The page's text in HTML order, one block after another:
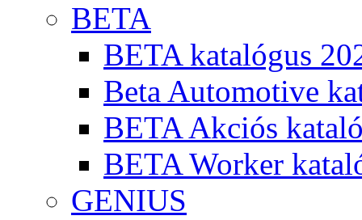
BETA
BETA katalógus
Beta Automotive
BETA Akciós
BETA Worker
GENIUS